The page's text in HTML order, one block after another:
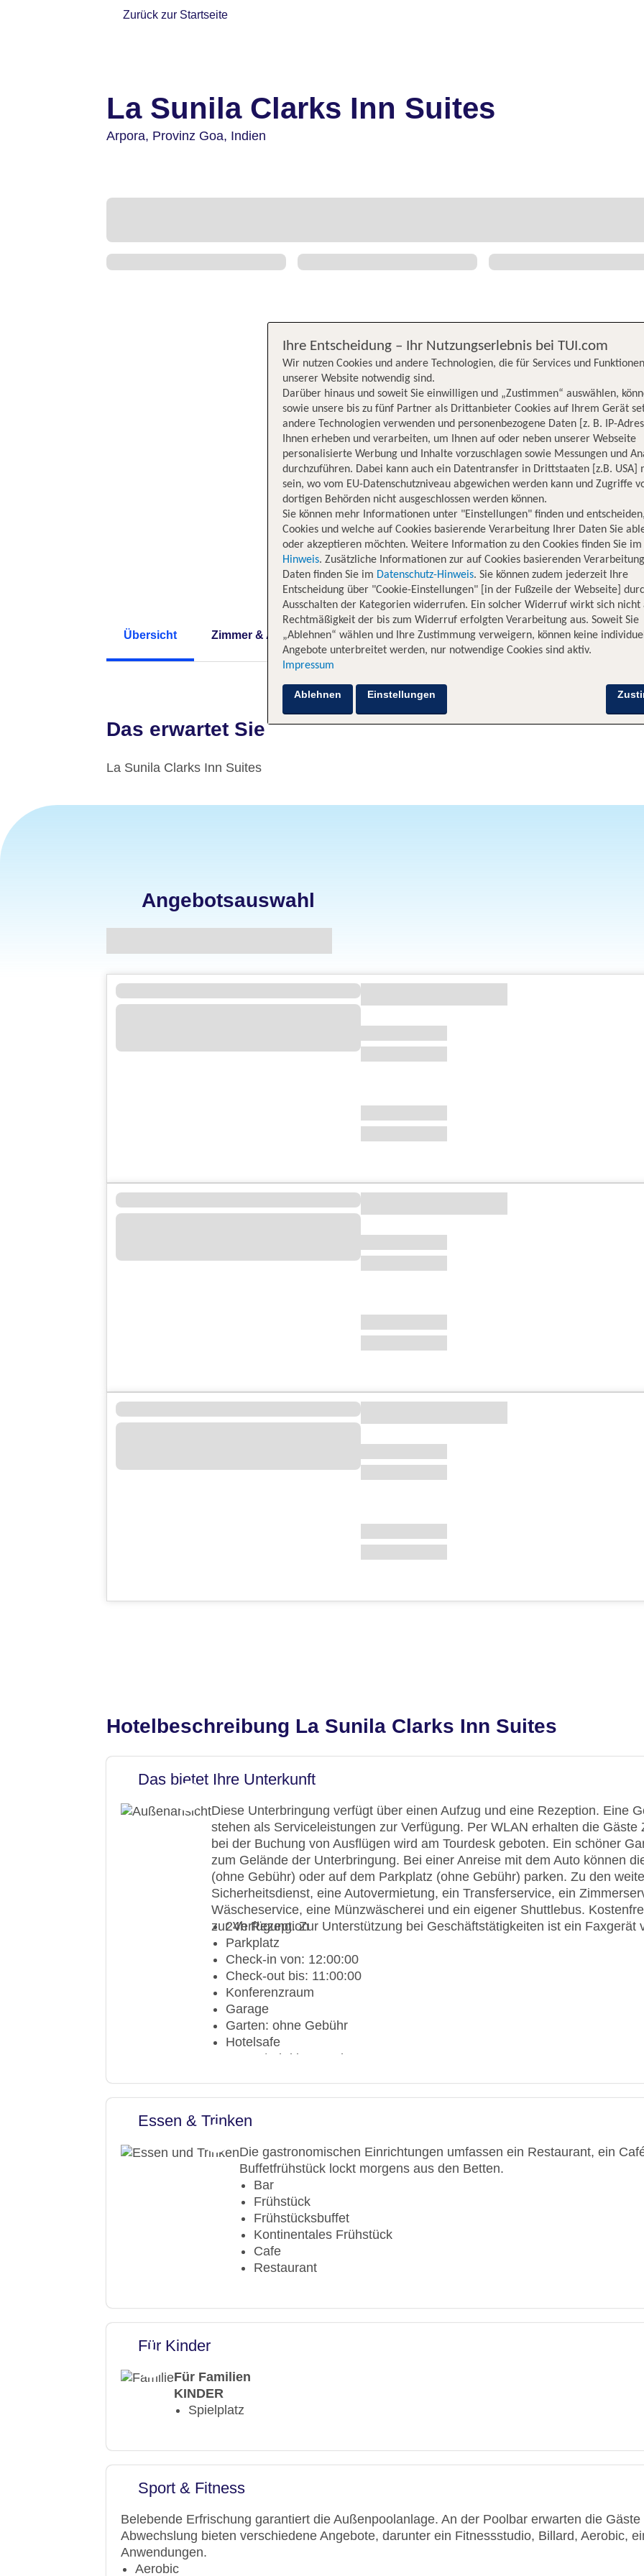
Zurück zur Startseite
La Sunila Clarks Inn Suites
Arpora, Provinz Goa, Indien
Übersicht Zimmer & Angebote Hotelinformationen Lage Bewertungen
Das erwartet Sie
La Sunila Clarks Inn Suites
Angebotsauswahl
Hotelbeschreibung La Sunila Clarks Inn Suites
Das bietet Ihre Unterkunft
Diese Unterbringung verfügt über einen Aufzug und eine Rezeption. Eine
stehen als Serviceleistungen zur Verfügung. Per WLAN erhalten die
bei der Buchung von Ausflügen wird am Tourdesk geboten. Ein schöner
zum Gelände der Unterbringung. Bei einer Anreise mit dem Auto können
(ohne Gebühr) oder auf dem Parkplatz (ohne Gebühr) parken. Zu den
Sicherheitsdienst, eine Autovermietung, ein Transferservice, ein
Wäscheservice, eine Münzwäscherei und ein eigener Shuttlebus.
zur Verfügung. Zur Unterstützung bei Geschäftstätigkeiten ist ein Faxgerät
24h Rezeption
Parkplatz
Check-in von: 12:00:00
Check-out bis: 11:00:00
Konferenzraum
Garage
Garten: ohne Gebühr
Hotelsafe
WLAN/WiFi im Hotel
Gesamtanzahl der Zimmer: 40
Zahlungsarten: Mastercard, Visa
Landeskategorie: 3 Sterne
Essen & Trinken
Die gastronomischen Einrichtungen umfassen ein Restaurant, ein
Buffetfrühstück lockt morgens aus den Betten.
Bar
Frühstück
Frühstücksbuffet
Kontinentales Frühstück
Cafe
Restaurant
Für Kinder
Für Familien
KINDER
Spielplatz
Sport & Fitness
Belebende Erfrischung garantiert die Außenpoolanlage. An der Poolbar erwarten die
Abwechslung bieten verschiedene Angebote, darunter ein Fitnessstudio, Billard, Aerobic,
Anwendungen.
Aerobic
Ihre Entscheidung – Ihr Nutzungserlebnis bei TUI.com
Wir nutzen Cookies und andere Technologien, die für Services und
unserer Website notwendig sind.
Darüber hinaus und soweit Sie einwilligen und „Zustimmen“ auswählen,
sowie unsere bis zu fünf Partner als Drittanbieter Cookies auf Ihrem Gerät
andere Technologien verwenden und personenbezogene Daten [z. B. IP-
Ihnen erheben und verarbeiten, um Ihnen auf oder neben unserer Webseite
personalisierte Werbung und Inhalte vorzuschlagen sowie Messungen und
durchzuführen. Dabei kann auch ein Datentransfer in Drittstaaten [z.B. USA]
sein, wo vom EU-Datenschutzniveau abgewichen werden kann und Zugriffe
dortigen Behörden nicht ausgeschlossen werden können.
Sie können mehr Informationen unter "Einstellungen" finden und
Cookies und welche auf Cookies basierende Verarbeitung Ihrer Daten Sie
oder akzeptieren möchten. Weitere Information zu den Cookies finden Sie im
Hinweis. Zusätzliche Informationen zur auf Cookies basierenden
Daten finden Sie im Datenschutz-Hinweis. Sie können zudem jederzeit Ihre
Entscheidung über "Cookie-Einstellungen" [in der Fußzeile der Webseite]
Ausschalten der Kategorien widerrufen. Ein solcher Widerruf wirkt sich nicht
Rechtmäßigkeit der bis zum Widerruf erfolgten Verarbeitung aus. Soweit Sie
„Ablehnen“ wählen und Ihre Zustimmung verweigern, können keine
Angebote unterbreitet werden, nur notwendige Cookies sind aktiv.
Impressum
Ablehnen Einstellungen